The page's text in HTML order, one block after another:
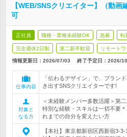
【WEB/SNSクリエイター】（動
可
正社員 職種・業種未経験OK 急募 転
完全週休2日制 第二新卒歓迎 リモート
情報更新日：2026/07/03 終了予定日： 2026/
仕事内容
「伝わるデザイン」で、ブラン
き出すSNSクリエイターです!
対象と
なる方
＜未経験メンバー多数活躍＞第
特別な経験・スキルは一切不要
れまでの自分を変えたい方
【本社】東京都新宿区西新宿3-